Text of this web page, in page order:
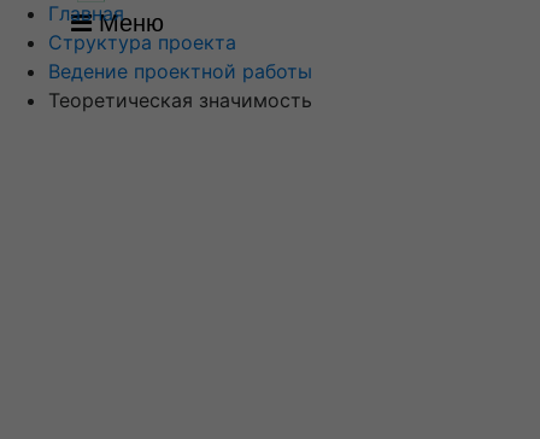
Меню
Главная
Структура проекта
Ведение проектной работы
Теоретическая значимость